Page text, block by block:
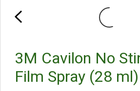
3M Cavilon No
Film Spray (28 ml)